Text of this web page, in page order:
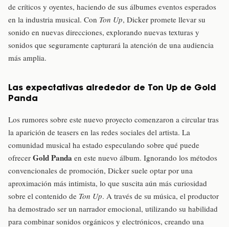
de críticos y oyentes, haciendo de sus álbumes eventos esperados
en la industria musical. Con Ton Up, Dicker promete llevar su
sonido en nuevas direcciones, explorando nuevas texturas y
sonidos que seguramente capturará la atención de una audiencia
más amplia.
Las expectativas alrededor de Ton Up de Gold
Panda
Los rumores sobre este nuevo proyecto comenzaron a circular tras
la aparición de teasers en las redes sociales del artista. La
comunidad musical ha estado especulando sobre qué puede
ofrecer Gold Panda en este nuevo álbum. Ignorando los métodos
convencionales de promoción, Dicker suele optar por una
aproximación más intimista, lo que suscita aún más curiosidad
sobre el contenido de Ton Up. A través de su música, el productor
ha demostrado ser un narrador emocional, utilizando su habilidad
para combinar sonidos orgánicos y electrónicos, creando una